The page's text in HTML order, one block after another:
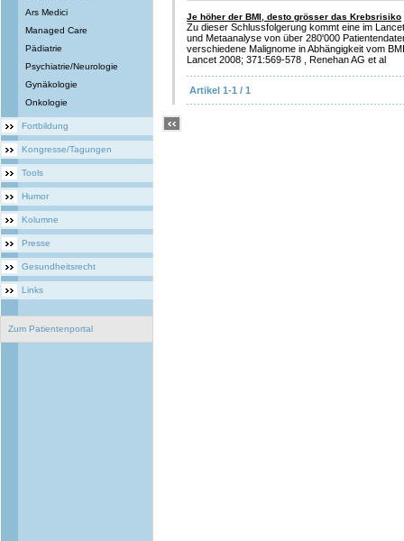
Ars Medici
Managed Care
Pädiatrie
Psychiatrie/Neurologie
Gynäkologie
Onkologie
Fortbildung
Kongresse/Tagungen
Tools
Humor
Kolumne
Presse
Gesundheitsrecht
Links
Zum Patientenportal
Je höher der BMI, desto grösser das Krebsrisiko
Zu dieser Schlussfolgerung kommt eine im
und Metaanalyse von über 280'000
verschiedene Malignome in Abhängigkeit vom
Lancet 2008; 371:569-578 , Renehan AG et al
Artikel 1-1 / 1